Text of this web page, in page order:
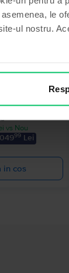
le
ul nostru.
Ultra 5G Dual
vs Nou
99Lei
in cos